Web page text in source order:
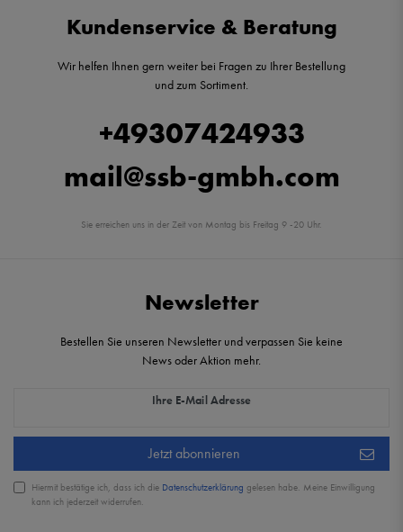
Kundenservice & Beratung
Wir helfen Ihnen gern weiter bei Fragen zu Ihrer Bestellung
und zum Sortiment.
+49307424933
mail@ssb-gmbh.com
Sie erreichen uns in der Zeit von Montag bis Freitag 9 -20 Uhr.
Newsletter
Bestellen Sie unseren Newsletter und verpassen Sie keine
News oder Aktion mehr.
Ihre E-Mail Adresse
Newsletter Honig
Jetzt abonnieren
Hiermit bestätige ich, dass ich die Daten­schutz­erklärung gelesen habe. Meine Einwilligung
kann ich jederzeit widerrufen.